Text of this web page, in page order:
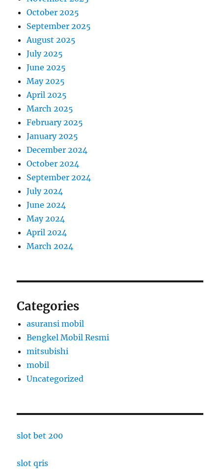
October 2025
September 2025
August 2025
July 2025
June 2025
May 2025
April 2025
March 2025
February 2025
January 2025
December 2024
October 2024
September 2024
July 2024
June 2024
May 2024
April 2024
March 2024
Categories
asuransi mobil
Bengkel Mobil Resmi
mitsubishi
mobil
Uncategorized
slot bet 200
slot qris